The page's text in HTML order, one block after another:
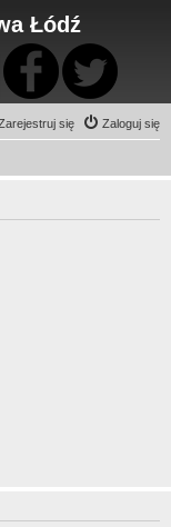
Łódź
Zaloguj się
się